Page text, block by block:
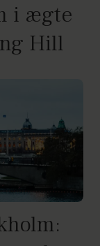
i ægte
Hill